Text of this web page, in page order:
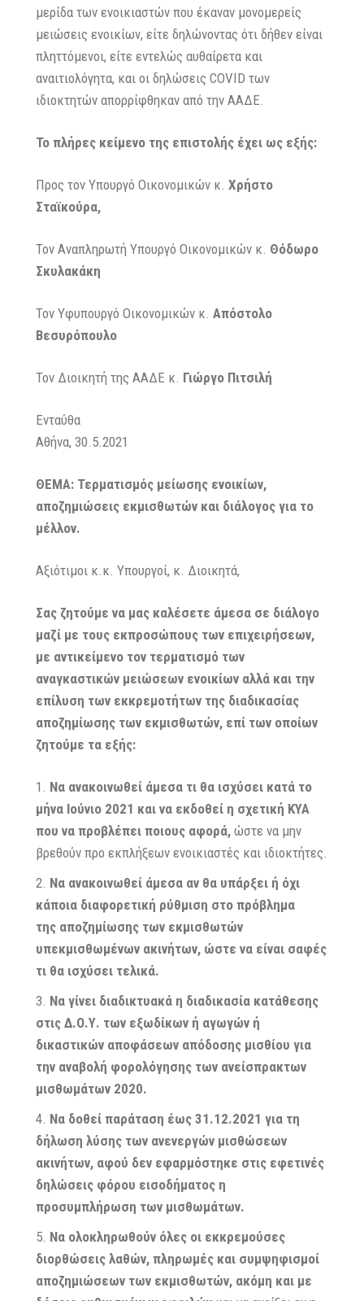
μερίδα των ενοικιαστών που έκαναν μονομερείς
μειώσεις ενοικίων, είτε δηλώνοντας ότι δήθεν είναι
πληττόμενοι, είτε εντελώς αυθαίρετα και
αναιτιολόγητα, και οι δηλώσεις COVID των
ιδιοκτητών απορρίφθηκαν από την ΑΑΔΕ.
Το πλήρες κείμενο της επιστολής έχει ως εξής:
Προς τον Υπουργό Οικονομικών κ. Χρήστο
Σταϊκούρα,
Τον Αναπληρωτή Υπουργό Οικονομικών κ. Θόδωρο
Σκυλακάκη
Τον Υφυπουργό Οικονομικών κ. Απόστολο
Βεσυρόπουλο
Τον Διοικητή της ΑΑΔΕ κ. Γιώργο Πιτσιλή
Αθήνα, 30.5.2021
ΘΕΜΑ: Τερματισμός μείωσης ενοικίων,
αποζημιώσεις εκμισθωτών και διάλογος για το
μέλλον.
Αξιότιμοι κ.κ. Υπουργοί, κ. Διοικητά,
Σας ζητούμε να μας καλέσετε άμεσα σε διάλογο
μαζί με τους εκπροσώπους των επιχειρήσεων,
με αντικείμενο τον τερματισμό των
αναγκαστικών μειώσεων ενοικίων αλλά και την
επίλυση των εκκρεμοτήτων της διαδικασίας
αποζημίωσης των εκμισθωτών, επί των οποίων
ζητούμε τα εξής:
Να ανακοινωθεί άμεσα τι θα ισχύσει κατά το
μήνα Ιούνιο 2021 και να εκδοθεί η σχετική ΚΥΑ
που να προβλέπει ποιους αφορά,ώστε να μην
βρεθούν προ εκπλήξεων ενοικιαστές και ιδιοκτήτες.
Να ανακοινωθεί άμεσα αν θα υπάρξει ή όχι
κάποια διαφορετική ρύθμιση στο πρόβλημα
της αποζημίωσης των εκμισθωτών
υπεκμισθωμένων ακινήτων, ώστε να είναι σαφές
τι θα ισχύσει τελικά.
Να γίνει διαδικτυακά η διαδικασία κατάθεσης
στις Δ.Ο.Υ. των εξωδίκων ή αγωγών ή
δικαστικών αποφάσεων απόδοσης μισθίου για
την αναβολή φορολόγησης των ανείσπρακτων
μισθωμάτων 2020.
Να δοθεί παράταση έως 31.12.2021 για τη
δήλωση λύσης των ανενεργών μισθώσεων
ακινήτων, αφού δεν εφαρμόστηκε στις εφετινές
δηλώσεις φόρου εισοδήματος η
προσυμπλήρωση των μισθωμάτων.
Να ολοκληρωθούν όλες οι εκκρεμούσες
διορθώσεις λαθών, πληρωμές και συμψηφισμοί
αποζημιώσεων των εκμισθωτών, ακόμη και με